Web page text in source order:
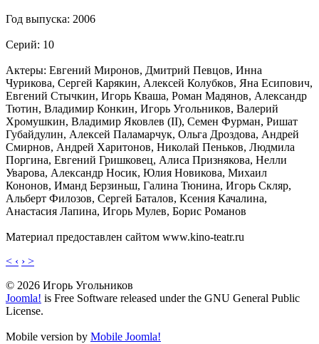
Год выпуска: 2006
Cерий: 10
Актеры: Евгений Миронов, Дмитрий Певцов, Инна
Чурикова, Сергей Карякин, Алексей Колубков, Яна Есипович,
Евгений Стычкин, Игорь Кваша, Роман Мадянов, Александр
Тютин, Владимир Конкин, Игорь Угольников, Валерий
Хромушкин, Владимир Яковлев (II), Семен Фурман, Ришат
Губайдулин, Алексей Паламарчук, Ольга Дроздова, Андрей
Смирнов, Андрей Харитонов, Николай Пеньков, Людмила
Поргина, Евгений Гришковец, Алиса Признякова, Нелли
Уварова, Александр Носик, Юлия Новикова, Михаил
Кононов, Иманд Берзиньш, Галина Тюнина, Игорь Скляр,
Альберт Филозов, Сергей Баталов, Ксения Качалина,
Анастасия Лапина, Игорь Мулев, Борис Романов
Материал предоставлен сайтом www.kino-teatr.ru
< ‹ › >
© 2026 Игорь Угольников
Joomla! is Free Software released under the GNU General Public
License.
Mobile version by Mobile Joomla!